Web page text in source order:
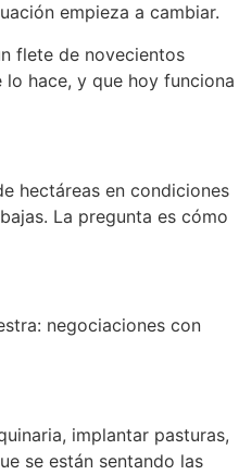
empieza a cambiar.
flete de novecientos
hace, y que hoy funciona
hectáreas en condiciones
La pregunta es cómo
negociaciones con
implantar pasturas,
se están sentando las